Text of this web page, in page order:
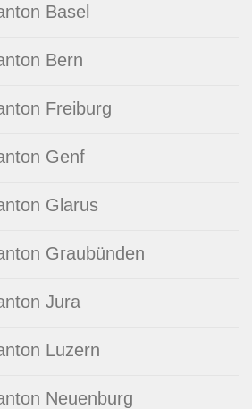
Basel
Bern
Freiburg
Genf
Glarus
Graubünden
Jura
Luzern
Neuenburg